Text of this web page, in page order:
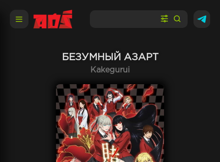
БЕЗУМНЫЙ АЗАРТ
Kakegurui